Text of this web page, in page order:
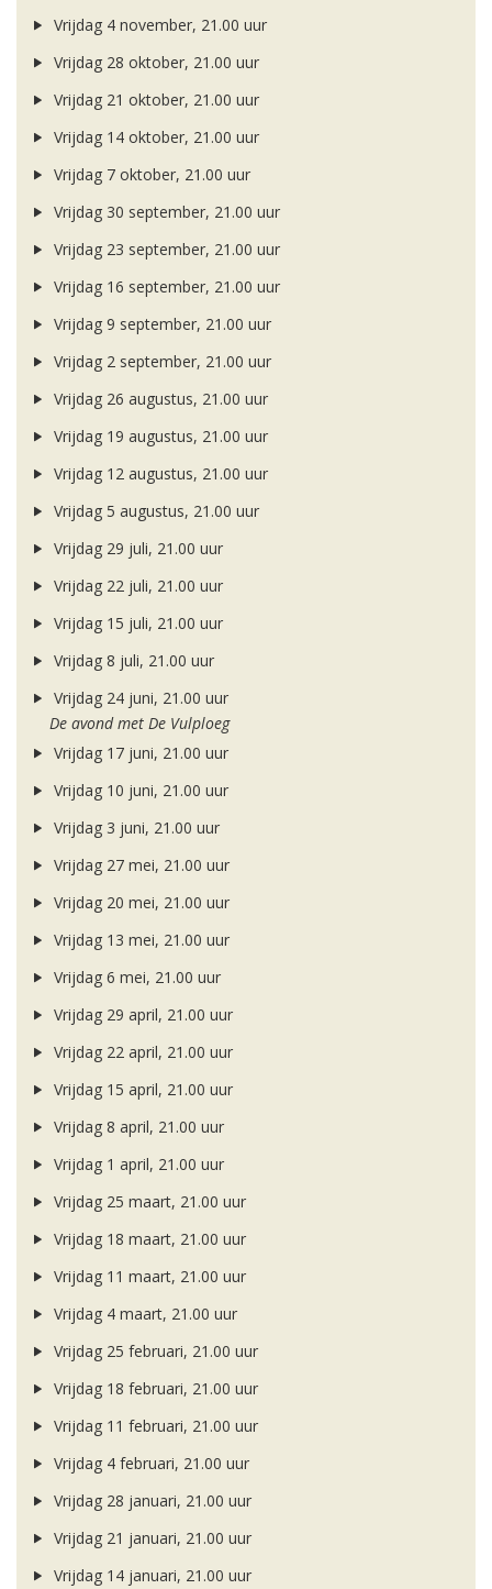
Vrijdag 4 november, 21.00 uur
Vrijdag 28 oktober, 21.00 uur
Vrijdag 21 oktober, 21.00 uur
Vrijdag 14 oktober, 21.00 uur
Vrijdag 7 oktober, 21.00 uur
Vrijdag 30 september, 21.00 uur
Vrijdag 23 september, 21.00 uur
Vrijdag 16 september, 21.00 uur
Vrijdag 9 september, 21.00 uur
Vrijdag 2 september, 21.00 uur
Vrijdag 26 augustus, 21.00 uur
Vrijdag 19 augustus, 21.00 uur
Vrijdag 12 augustus, 21.00 uur
Vrijdag 5 augustus, 21.00 uur
Vrijdag 29 juli, 21.00 uur
Vrijdag 22 juli, 21.00 uur
Vrijdag 15 juli, 21.00 uur
Vrijdag 8 juli, 21.00 uur
Vrijdag 24 juni, 21.00 uur
De avond met De Vulploeg
Vrijdag 17 juni, 21.00 uur
Vrijdag 10 juni, 21.00 uur
Vrijdag 3 juni, 21.00 uur
Vrijdag 27 mei, 21.00 uur
Vrijdag 20 mei, 21.00 uur
Vrijdag 13 mei, 21.00 uur
Vrijdag 6 mei, 21.00 uur
Vrijdag 29 april, 21.00 uur
Vrijdag 22 april, 21.00 uur
Vrijdag 15 april, 21.00 uur
Vrijdag 8 april, 21.00 uur
Vrijdag 1 april, 21.00 uur
Vrijdag 25 maart, 21.00 uur
Vrijdag 18 maart, 21.00 uur
Vrijdag 11 maart, 21.00 uur
Vrijdag 4 maart, 21.00 uur
Vrijdag 25 februari, 21.00 uur
Vrijdag 18 februari, 21.00 uur
Vrijdag 11 februari, 21.00 uur
Vrijdag 4 februari, 21.00 uur
Vrijdag 28 januari, 21.00 uur
Vrijdag 21 januari, 21.00 uur
Vrijdag 14 januari, 21.00 uur